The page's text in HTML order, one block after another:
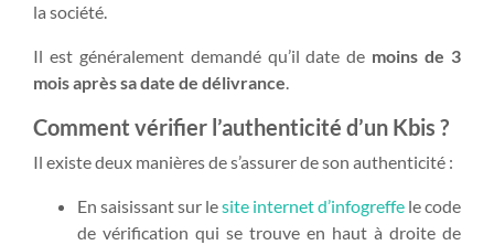
la société.
Il est généralement demandé qu’il date de moins de 3
mois après sa date de délivrance.
Comment vérifier l’authenticité d’un Kbis ?
Il existe deux manières de s’assurer de son authenticité :
En saisissant sur lesite internet d’infogreffe le code
de vérification qui se trouve en haut à droite de